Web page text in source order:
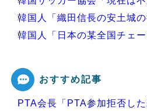
韓国人「織田信長の安土城
韓国人「日本の某全国チェ
おすすめ記事
PTA会長「PTA参加拒否し